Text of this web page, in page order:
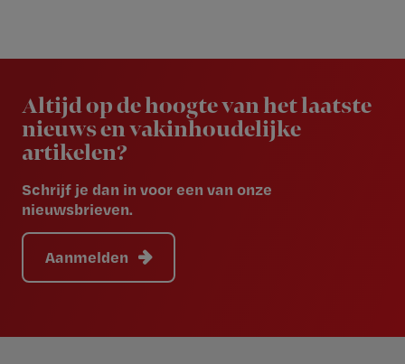
Altijd op de hoogte van het laatste
nieuws en vakinhoudelijke
artikelen?
Schrijf je dan in voor een van onze
nieuwsbrieven.
Aanmelden